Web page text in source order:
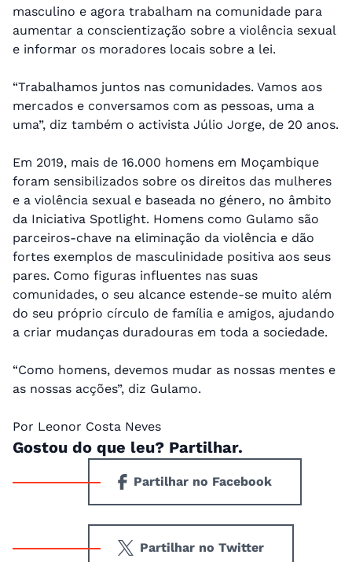
masculino e agora trabalham na comunidade para
aumentar a conscientização sobre a violência sexual
e informar os moradores locais sobre a lei.
“Trabalhamos juntos nas comunidades. Vamos aos
mercados e conversamos com as pessoas, uma a
uma”, diz também o activista Júlio Jorge, de 20 anos.
Em 2019, mais de 16.000 homens em Moçambique
foram sensibilizados sobre os direitos das mulheres
e a violência sexual e baseada no género, no âmbito
da Iniciativa Spotlight. Homens como Gulamo são
parceiros-chave na eliminação da violência e dão
fortes exemplos de masculinidade positiva aos seus
pares. Como figuras influentes nas suas
comunidades, o seu alcance estende-se muito além
do seu próprio círculo de família e amigos, ajudando
a criar mudanças duradouras em toda a sociedade.
“Como homens, devemos mudar as nossas mentes e
as nossas acções”, diz Gulamo.
Por Leonor Costa Neves
Gostou do que leu? Partilhar.
Partilhar no Facebook
Partilhar no Twitter